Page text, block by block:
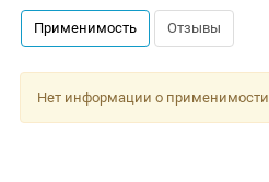
Применимость Отзывы
Нет информации о применимости